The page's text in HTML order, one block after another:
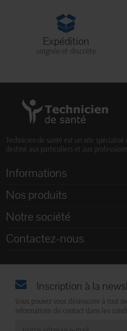
Expédition
soignée et discrète
Technicien de santé est un site
destiné aux particuliers et aux
Informations
Nos produits
Notre société
Contactez-nous
Inscription à la
Vous pouvez vous désinscrire à tout
informations de contact dans les